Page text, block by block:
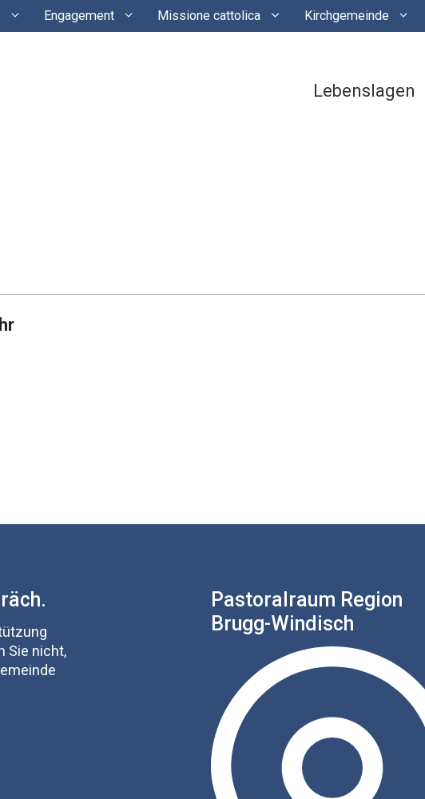
Engagement Missione cattolica Kirchgemeinde
Lebenslagen
Sie nicht,
Pastoralraum Region
Brugg-Windisch